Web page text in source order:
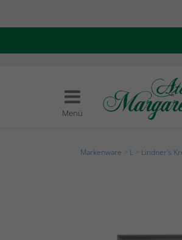
Menü
Markenware L Lindner's